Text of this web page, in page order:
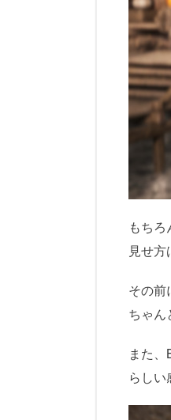
もち
見せ
その前
ちゃん
また
らしい